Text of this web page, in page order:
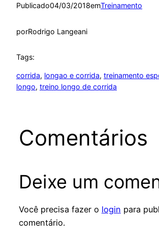
Publicado04/03/2018emTreinamento
porRodrigo Langeani
Tags:
corrida, longao e corrida, treinamento
longo, treino longo de corrida
Comentários
Deixe um
Você precisa fazer o login para
comentário.